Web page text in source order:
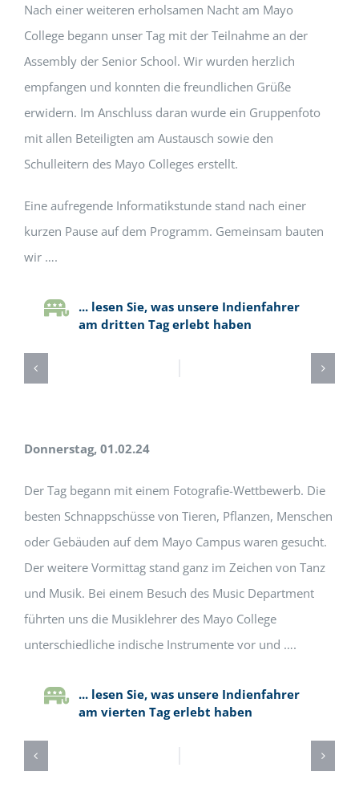
Nach einer weiteren erholsamen Nacht am Mayo
College begann unser Tag mit der Teilnahme an der
Assembly der Senior School. Wir wurden herzlich
empfangen und konnten die freundlichen Grüße
erwidern. Im Anschluss daran wurde ein Gruppenfoto
mit allen Beteiligten am Austausch sowie den
Schulleitern des Mayo Colleges erstellt.
Eine aufregende Informatikstunde stand nach einer
kurzen Pause auf dem Programm. Gemeinsam bauten
wir ….
... lesen Sie, was unsere Indienfahrer
am dritten Tag erlebt haben
Donnerstag, 01.02.24
Der Tag begann mit einem Fotografie-Wettbewerb. Die
besten Schnappschüsse von Tieren, Pflanzen, Menschen
oder Gebäuden auf dem Mayo Campus waren gesucht.
Der weitere Vormittag stand ganz im Zeichen von Tanz
und Musik. Bei einem Besuch des Music Department
führten uns die Musiklehrer des Mayo College
unterschiedliche indische Instrumente vor und ….
... lesen Sie, was unsere Indienfahrer
am vierten Tag erlebt haben